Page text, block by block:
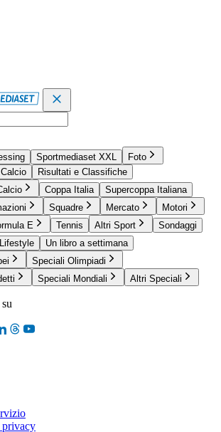
Sportmediaset XXL
Foto
Risultati e Classifiche
Coppa Italia
Supercoppa Italiana
Squadre Mercato
Motori
E Tennis Altri Sport
Sondaggi
Lifestyle
Un libro a settimana
Speciali Olimpiadi
Speciali Mondiali Altri Speciali